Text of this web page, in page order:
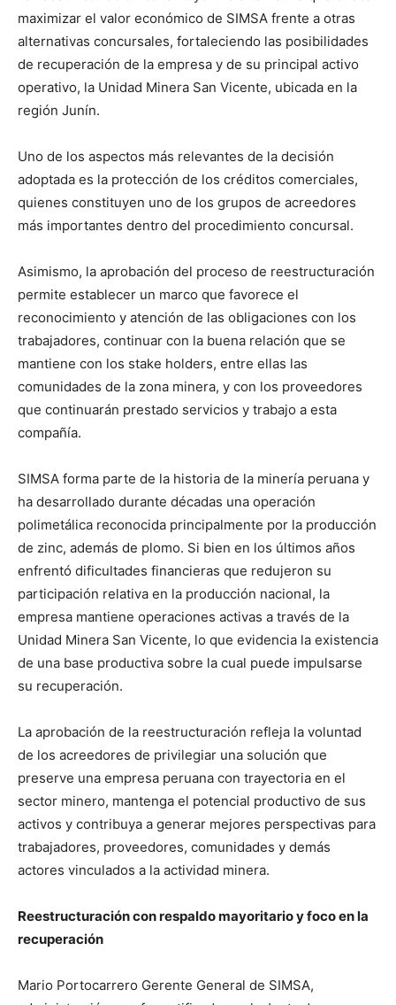
maximizar el valor económico de SIMSA frente a otras
alternativas concursales, fortaleciendo las posibilidades
de recuperación de la empresa y de su principal activo
operativo, la Unidad Minera San Vicente, ubicada en la
región Junín.
Uno de los aspectos más relevantes de la decisión
adoptada es la protección de los créditos comerciales,
quienes constituyen uno de los grupos de acreedores
más importantes dentro del procedimiento concursal.
Asimismo, la aprobación del proceso de reestructuración
permite establecer un marco que favorece el
reconocimiento y atención de las obligaciones con los
trabajadores, continuar con la buena relación que se
mantiene con los stake holders, entre ellas las
comunidades de la zona minera, y con los proveedores
que continuarán prestado servicios y trabajo a esta
compañía.
SIMSA forma parte de la historia de la minería peruana y
ha desarrollado durante décadas una operación
polimetálica reconocida principalmente por la producción
de zinc, además de plomo. Si bien en los últimos años
enfrentó dificultades financieras que redujeron su
participación relativa en la producción nacional, la
empresa mantiene operaciones activas a través de la
Unidad Minera San Vicente, lo que evidencia la existencia
de una base productiva sobre la cual puede impulsarse
su recuperación.
La aprobación de la reestructuración refleja la voluntad
de los acreedores de privilegiar una solución que
preserve una empresa peruana con trayectoria en el
sector minero, mantenga el potencial productivo de sus
activos y contribuya a generar mejores perspectivas para
trabajadores, proveedores, comunidades y demás
actores vinculados a la actividad minera.
Reestructuración con respaldo mayoritario y foco en la
recuperación
Mario Portocarrero Gerente General de SIMSA,